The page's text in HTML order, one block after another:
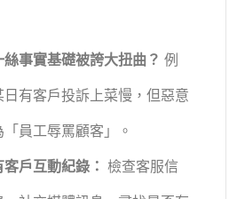
事實基礎被誇大扭曲？ 例
有客戶投訴上菜慢，但惡意
員工辱罵顧客」。
戶互動紀錄： 檢查客服信